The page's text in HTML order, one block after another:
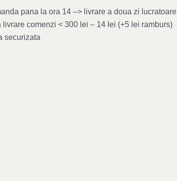
pana la ora 14 –> livrare a doua zi lucratoare
livrare comenzi < 300 lei – 14 lei (+5 lei ramburs)
securizata